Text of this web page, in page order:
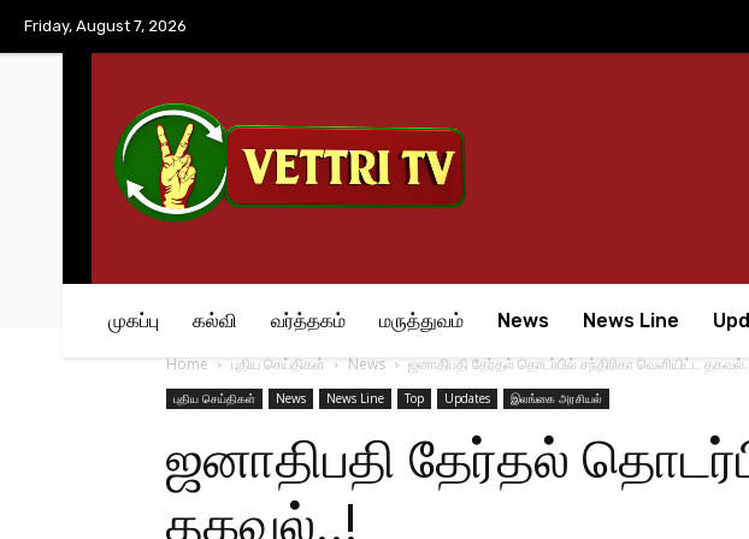
Friday, August 7, 2026
முகப்பு கல்வி வர்த்தகம் மருத்துவம் News News Line
Home புதிய செய்திகள் News ஜனாதிபதி தேர்தல் தொடர்பில் சந்திரிகா வெளியிட்ட
புதிய செய்திகள் News News Line Top Updates இலங்கை அரசியல்
ஜனாதிபதி தேர்தல்
தகவல்..!